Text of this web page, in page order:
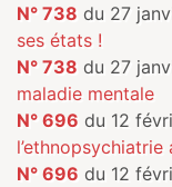
N° 738 du 27
ses états !
N° 738 du 27
maladie mentale
N° 696 du 12
N° 696 du 12